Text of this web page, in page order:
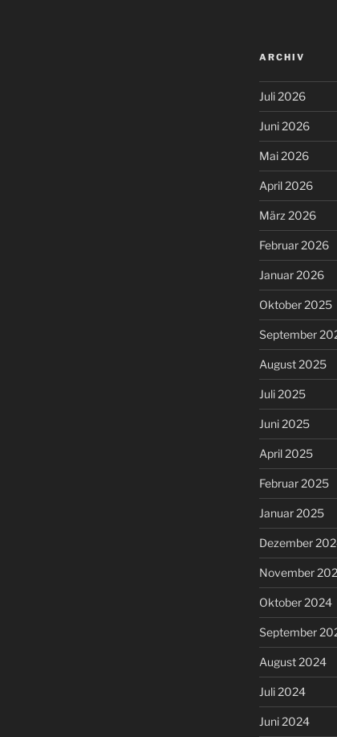
ARCHIV
Juli 2026
Juni 2026
Mai 2026
April 2026
März 2026
Februar 2026
Januar 2026
Oktober 2025
September
August 2025
Juli 2025
Juni 2025
April 2025
Februar 2025
Januar 2025
Dezember
November
Oktober 2024
September
August 2024
Juli 2024
Juni 2024